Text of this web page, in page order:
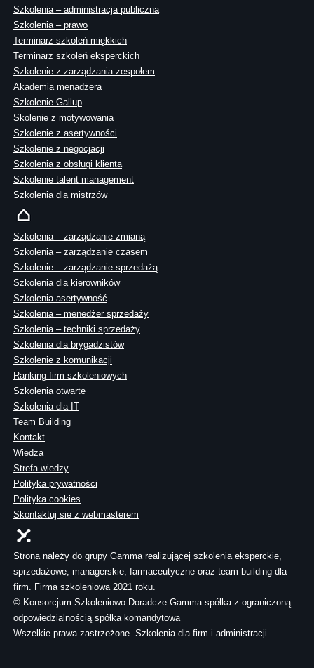
Szkolenia – administracja publiczna
Szkolenia – prawo
Terminarz szkoleń miękkich
Terminarz szkoleń eksperckich
Szkolenie z zarządzania zespołem
Akademia menadżera
Szkolenie Gallup
Skolenie z motywowania
Szkolenie z asertywności
Szkolenie z negocjacji
Szkolenia z obsługi klienta
Szkolenie talent management
Szkolenia dla mistrzów
Szkolenia – zarządzanie zmianą
Szkolenia – zarządzanie czasem
Szkolenie – zarządzanie sprzedażą
Szkolenia dla kierowników
Szkolenia asertywność
Szkolenia – menedżer sprzedaży
Szkolenia – techniki sprzedaży
Szkolenia dla brygadzistów
Szkolenie z komunikacji
Ranking firm szkoleniowych
Szkolenia otwarte
Szkolenia dla IT
Team Building
Kontakt
Wiedza
Strefa wiedzy
Polityka prywatności
Polityka cookies
Skontaktuj sie z webmasterem
Strona należy do grupy Gamma realizującej szkolenia eksperckie,
sprzedażowe, managerskie, farmaceutyczne oraz team building dla
firm. Firma szkoleniowa 2021 roku.
© Konsorcjum Szkoleniowo-Doradcze Gamma spółka z ograniczoną
odpowiedzialnością spółka komandytowa
Wszelkie prawa zastrzeżone. Szkolenia dla firm i administracji.